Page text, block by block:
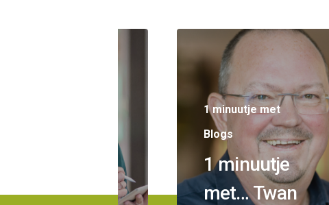
1 minuutje met
Blogs
1 minuutje
met… Twan
Dellemijn